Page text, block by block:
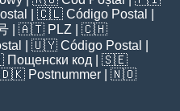
| 🇨🇱 Código Postal
| 🇦🇹 PLZ | 🇨🇭
| 🇺🇾 Código Postal
Пощенски код | 🇸🇪
🇩🇰 Postnummer | 🇳🇴